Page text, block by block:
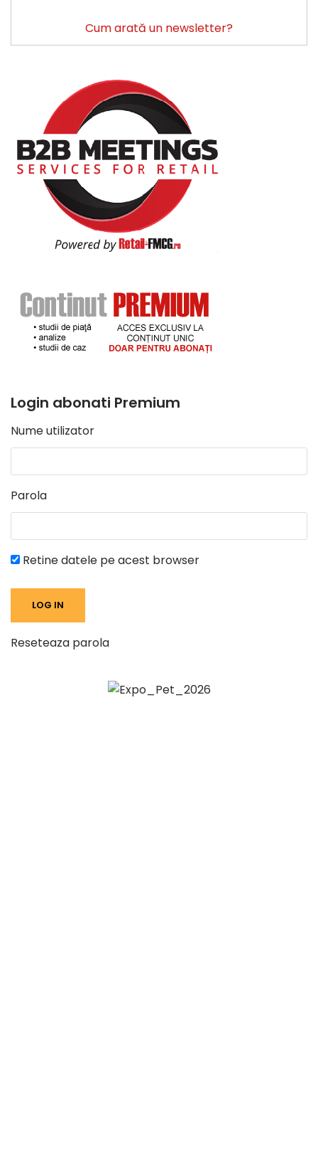
Cum arată un newsletter?
Login abonati Premium
Nume utilizator
Parola
Retine datele pe acest browser
Reseteaza parola